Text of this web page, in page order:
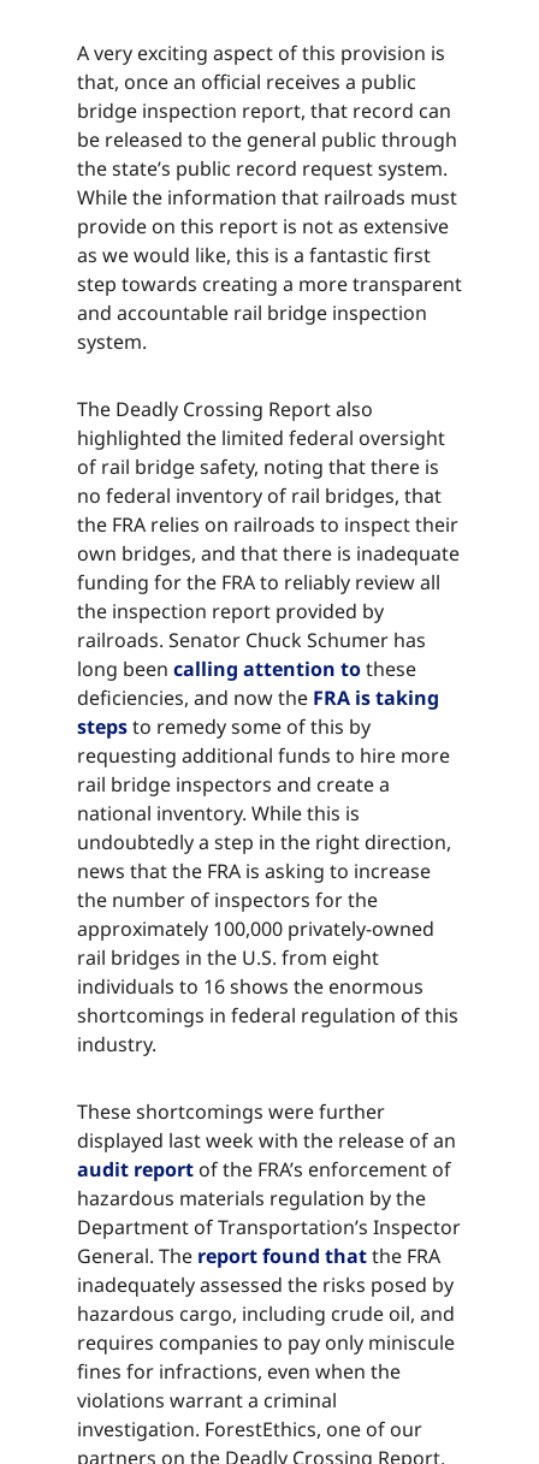
A very exciting aspect of this provision is
that, once an official receives a public
bridge inspection report, that record can
be released to the general public through
the state’s public record request system.
While the information that railroads must
provide on this report is not as extensive
as we would like, this is a fantastic first
step towards creating a more transparent
and accountable rail bridge inspection
system.​​​​‌ ‍ ​‍​‍‌‍ ‌ ​‍‌‍‍‌‌‍‌ ‌‍‍‌‌‍ ‍​‍​‍​ ‍‍​‍​‍‌ ​ ‌‍​‌‌‍ ‍‌‍‍‌‌ ‌​‌ ‍‌​‍ ‍‌‍‍‌‌‍ ​‍​‍​‍ ​​‍​‍‌‍‍​‌ ​‍‌‍‌‌‌‍‌‍​‍​‍​ ‍‍​‍​‍‌‍‍​‌ ‌​‌ ‌​‌ ​​‌ ​ ​ ‍‍​‍ ​‍ ‌‍​ ‌‍ ‌‌ ​ ​‍ ‍‌‍ ‌‌‍​‌‌‍‍‌‌‍ ‍​‍ ‍​ ​‍​ ​​​ ​‍​ ‌​‌ ​‍‌‍‌‌‌‍‌​‌‍‌‌‌ ​ ‌‍‍‌‌‍‌ ‌‍ ‍​‍ ‍‌ ​‍‌‍‍‌‌ ‌‍‌‍‌‌‌ ​‍‌‍‍ ‌‍‌‌‌‍‌‌‌ ​​‌‍‌‌‌ ​‍​‍ ‍‌‍ ‌ ​‍‌‍‌ ​‍ ‌‍‍‌‌‍ ‍‌ ‌​‌‍‌‌‌‍ ‍‌ ‌​​‍ ‌‍‌‌‌‍‌​‌‍‍‌‌ ‌​​‍ ‌‍ ‌‌‍ ‌‍‌​‌‍‌‌​ ‌‌ ​​‌ ​‍‌‍‌‌‌ ​ ‌‍‌‌‌‍ ‍‌ ‌​‌‍​‌‌ ‌​‌‍‍‌‌‍ ‌‍ ‍​ ‍ ‌‍‍‌‌‍‌​​ ‌​ ‍​​ ‌​​ ‍​​ ‌​‌‍‌‌​ ‌​‌‍‌‍​ ‍‌​‍ ‌​ ‍​​ ​‌​ ​​‌‍‌​​‍ ‌​ ‌​‌‍‌‌​ ‌ ​ ‌‍​‍ ‌‌‍​‌‌‍‌​​ ‍‌‌‍‌‍​‍ ‌​ ‍​​ ‌‍​ ‍‌‌‍​‌​ ‌‍​ ‌​​ ​​‌‍​‌‌‍‌‍​ ‌​​ ‍​​ ​​​ ‍ ‌ ‌​‌ ‍‌‌ ​​‌‍‌‌​ ‌‌‍​‌‌ ​‍‌ ‌​‌‍‍‌‌‍​ ‌‍ ​‌‍‌‌​ ‍ ‌ ​​‌‍​‌‌ ‌​‌‍‍​​ ‌‌‍​ ‌‍ ‌‍ ‍‌ ‌​‌‍‌‌‌‍ ‍‌ ‌​​‍‌‌​ ‌‌‌​​‍‌‌ ‌‍‍ ‌‍‌‌‌ ‍‌​‍‌‌​ ​ ‌​‌​​‍‌‌​ ​ ‌​‌​​‍‌‌​ ​‍​ ​‍‌‍​ ​ ‌‌‌‍​ ‌‍​‍​ ‍​​ ‌‍‌‍​‌​ ‍‌​ ​‌‌‍​‌​ ‌​​ ‌​​‍‌‌​ ​‍​ ​‍​‍‌‌​ ‌‌‌​‌​​‍ ‍‌‍​ ‌‍‍​‌‍‍‌‌‍ ​‌‍‌​‌ ​‍‌‍‌‌‌‍ ‍​‍‌‌​ ‌‌‌​​‍‌‌ ‌‍‍ ‌‍‌‌‌ ‍‌​‍‌‌​ ​ ‌​‌​​‍‌‌​ ​ ‌​‌​​‍‌‌​ ​‍​ ​‍‌‍​ ​ ‌‌‌‍​ ‌‍​‍​ ‍​​ ‌‍‌‍​‌​ ‍‌​ ​‌‌‍​‌​ ‌​​ ‌​​ ​​​‍‌‌​ ​‍​ ​‍​‍‌‌​ ‌‌‌​‌​​‍ ‍‌ ‌​‌‍‌‌‌ ‍​‌ ‌​​ ‌‍​‍‌‍​‌‌ ​ ‌‍‌‌‌‌‌‌‌ ​‍‌‍ ​​ ‌‌‍‍​‌ ‌​‌ ‌​‌ ​​‌ ​ ​‍‌‌​ ​ ‌​​‌​‍‌‌​ ​‍‌​‌‍​‍‌‌​ ​‍‌​‌‍‌‍​ ‌‍ ‌‌ ​ ​‍ ‍‌‍ ‌‌‍​‌‌‍‍‌‌‍ ‍​‍ ‍​ ​‍​ ​​​ ​‍​ ‌​‌ ​‍‌‍‌‌‌‍‌​‌‍‌‌‌ ​ ‌‍‍‌‌‍‌ ‌‍ ‍​‍ ‍‌ ​‍‌‍‍‌‌ ‌‍‌‍‌‌‌ ​‍‌‍‍ ‌‍‌‌‌‍‌‌‌ ​​‌‍‌‌‌ ​‍​‍ ‍‌‍ ‌ ​‍‌‍‌ ​‍‌‍‌‍‍‌‌‍‌​​ ‌​ ‍​​ ‌​​ ‍​​ ‌​‌‍‌‌​ ‌​‌‍‌‍​ ‍‌​‍ ‌​ ‍​​ ​‌​ ​​‌‍‌​​‍ ‌​ ‌​‌‍‌‌​ ‌ ​ ‌‍​‍ ‌‌‍​‌‌‍‌​​ ‍‌‌‍‌‍​‍ ‌​ ‍​​ ‌‍​ ‍‌‌‍​‌​ ‌‍​ ‌​​ ​​‌‍​‌‌‍‌‍​ ‌​​ ‍​​ ​​​‍‌‍‌ ‌​‌ ‍‌‌ ​​‌‍‌‌​ ‌‌‍​‌‌ ​‍‌ ‌​‌‍‍‌‌‍​ ‌‍ ​‌‍‌‌​‍‌‍‌ ​​‌‍​‌‌ ‌​‌‍‍​​ ‌‌‍​ ‌‍ ‌‍ ‍‌ ‌​‌‍‌‌‌‍ ‍‌ ‌​​‍‌‌​ ‌‌‌​​‍‌‌ ‌‍‍ ‌‍‌‌‌ ‍‌​‍‌‌​ ​ ‌​‌​​‍‌‌​ ​ ‌​‌​​‍‌‌​ ​‍​ ​‍‌‍​ ​ ‌‌‌‍​ ‌‍​‍​ ‍​​ ‌‍‌‍​‌​ ‍‌​ ​‌‌‍​‌​ ‌​​ ‌​​‍‌‌​ ​‍​ ​‍​‍‌‌​ ‌‌‌​‌​​‍ ‍‌‍​ ‌‍‍​‌‍‍‌‌‍ ​‌‍‌​‌ ​‍‌‍‌‌‌‍ ‍​‍‌‌​ ‌‌‌​​‍‌‌ ‌‍‍ ‌‍‌‌‌ ‍‌​‍‌‌​ ​ ‌​‌​​‍‌‌​ ​ ‌​‌​​‍‌‌​ ​‍​ ​‍‌‍​ ​ ‌‌‌‍​ ‌‍​‍​ ‍​​ ‌‍‌‍​‌​ ‍‌​ ​‌‌‍​‌​ ‌​​ ‌​​ ​​​‍‌‌​ ​‍​ ​‍​‍‌‌​ ‌‌‌​‌​​‍ ‍‌ ‌​‌‍‌‌‌ ‍​‌ ‌​​‍‌‍‌ ​​‌‍‌‌‌ ​‍‌ ​ ‌ ​​‌‍‌‌‌‍​ ‌ ‌​‌‍‍‌‌ ‌‍‌‍‌‌​ ‌‌ ​​‌ ‌‌‌‍​‍‌‍ ​‌‍‍‌‌ ​ ‌‍‍​‌‍‌‌‌‍‌​​‍​‍‌ ‌
The Deadly Crossing Report also
highlighted the limited federal oversight
of rail bridge safety, noting that there is
no federal inventory of rail bridges, that
the FRA relies on railroads to inspect their
own bridges, and that there is inadequate
funding for the FRA to reliably review all
the inspection report provided by
railroads. Senator Chuck Schumer has
long been ​​​​‌ ‍ ​‍​‍‌‍ ‌ ​‍‌‍‍‌‌‍‌ ‌‍‍‌‌‍ ‍​‍​‍​ ‍‍​‍​‍‌ ​ ‌‍​‌‌‍ ‍‌‍‍‌‌ ‌​‌ ‍‌​‍ ‍‌‍‍‌‌‍ ​‍​‍​‍ ​​‍​‍‌‍‍​‌ ​‍‌‍‌‌‌‍‌‍​‍​‍​ ‍‍​‍​‍‌‍‍​‌ ‌​‌ ‌​‌ ​​‌ ​ ​ ‍‍​‍ ​‍ ‌‍​ ‌‍ ‌‌ ​ ​‍ ‍‌‍ ‌‌‍​‌‌‍‍‌‌‍ ‍​‍ ‍​ ​‍​ ​​​ ​‍​ ‌​‌ ​‍‌‍‌‌‌‍‌​‌‍‌‌‌ ​ ‌‍‍‌‌‍‌ ‌‍ ‍​‍ ‍‌ ​‍‌‍‍‌‌ ‌‍‌‍‌‌‌ ​‍‌‍‍ ‌‍‌‌‌‍‌‌‌ ​​‌‍‌‌‌ ​‍​‍ ‍‌‍ ‌ ​‍‌‍‌ ​‍ ‌‍‍‌‌‍ ‍‌ ‌​‌‍‌‌‌‍ ‍‌ ‌​​‍ ‌‍‌‌‌‍‌​‌‍‍‌‌ ‌​​‍ ‌‍ ‌‌‍ ‌‍‌​‌‍‌‌​ ‌‌ ​​‌ ​‍‌‍‌‌‌ ​ ‌‍‌‌‌‍ ‍‌ ‌​‌‍​‌‌ ‌​‌‍‍‌‌‍ ‌‍ ‍​ ‍ ‌‍‍‌‌‍‌​​ ‌​ ‍​​ ‌​​ ‍​​ ‌​‌‍‌‌​ ‌​‌‍‌‍​ ‍‌​‍ ‌​ ‍​​ ​‌​ ​​‌‍‌​​‍ ‌​ ‌​‌‍‌‌​ ‌ ​ ‌‍​‍ ‌‌‍​‌‌‍‌​​ ‍‌‌‍‌‍​‍ ‌​ ‍​​ ‌‍​ ‍‌‌‍​‌​ ‌‍​ ‌​​ ​​‌‍​‌‌‍‌‍​ ‌​​ ‍​​ ​​​ ‍ ‌ ‌​‌ ‍‌‌ ​​‌‍‌‌​ ‌‌‍​‌‌ ​‍‌ ‌​‌‍‍‌‌‍​ ‌‍ ​‌‍‌‌​ ‍ ‌ ​​‌‍​‌‌ ‌​‌‍‍​​ ‌‌‍​ ‌‍ ‌‍ ‍‌ ‌​‌‍‌‌‌‍ ‍‌ ‌​​‍‌‌​ ‌‌‌​​‍‌‌ ‌‍‍ ‌‍‌‌‌ ‍‌​‍‌‌​ ​ ‌​‌​​‍‌‌​ ​ ‌​‌​​‍‌‌​ ​‍​ ​‍​ ‌‍‌‍‌‍​ ‍​​ ​​​ ​‌​ ‌​​ ‌ ‌‍​ ​ ‌​‌‍‌‌‌‍​‍​ ​‌​‍‌‌​ ​‍​ ​‍​‍‌‌​ ‌‌‌​‌​​‍ ‍‌‍​ ‌‍‍​‌‍‍‌‌‍ ​‌‍‌​‌ ​‍‌‍‌‌‌‍ ‍​‍‌‌​ ‌‌‌​​‍‌‌ ‌‍‍ ‌‍‌‌‌ ‍‌​‍‌‌​ ​ ‌​‌​​‍‌‌​ ​ ‌​‌​​‍‌‌​ ​‍​ ​‍​ ‌‍‌‍‌‍​ ‍​​ ​​​ ​‌​ ‌​​ ‌ ‌‍​ ​ ‌​‌‍‌‌‌‍​‍​ ​‌​ ​​​‍‌‌​ ​‍​ ​‍​‍‌‌​ ‌‌‌​‌​​‍ ‍‌ ‌​‌‍‌‌‌ ‍​‌ ‌​​ ‌‍​‍‌‍​‌‌ ​ ‌‍‌‌‌‌‌‌‌ ​‍‌‍ ​​ ‌‌‍‍​‌ ‌​‌ ‌​‌ ​​‌ ​ ​‍‌‌​ ​ ‌​​‌​‍‌‌​ ​‍‌​‌‍​‍‌‌​ ​‍‌​‌‍‌‍​ ‌‍ ‌‌ ​ ​‍ ‍‌‍ ‌‌‍​‌‌‍‍‌‌‍ ‍​‍ ‍​ ​‍​ ​​​ ​‍​ ‌​‌ ​‍‌‍‌‌‌‍‌​‌‍‌‌‌ ​ ‌‍‍‌‌‍‌ ‌‍ ‍​‍ ‍‌ ​‍‌‍‍‌‌ ‌‍‌‍‌‌‌ ​‍‌‍‍ ‌‍‌‌‌‍‌‌‌ ​​‌‍‌‌‌ ​‍​‍ ‍‌‍ ‌ ​‍‌‍‌ ​‍‌‍‌‍‍‌‌‍‌​​ ‌​ ‍​​ ‌​​ ‍​​ ‌​‌‍‌‌​ ‌​‌‍‌‍​ ‍‌​‍ ‌​ ‍​​ ​‌​ ​​‌‍‌​​‍ ‌​ ‌​‌‍‌‌​ ‌ ​ ‌‍​‍ ‌‌‍​‌‌‍‌​​ ‍‌‌‍‌‍​‍ ‌​ ‍​​ ‌‍​ ‍‌‌‍​‌​ ‌‍​ ‌​​ ​​‌‍​‌‌‍‌‍​ ‌​​ ‍​​ ​​​‍‌‍‌ ‌​‌ ‍‌‌ ​​‌‍‌‌​ ‌‌‍​‌‌ ​‍‌ ‌​‌‍‍‌‌‍​ ‌‍ ​‌‍‌‌​‍‌‍‌ ​​‌‍​‌‌ ‌​‌‍‍​​ ‌‌‍​ ‌‍ ‌‍ ‍‌ ‌​‌‍‌‌‌‍ ‍‌ ‌​​‍‌‌​ ‌‌‌​​‍‌‌ ‌‍‍ ‌‍‌‌‌ ‍‌​‍‌‌​ ​ ‌​‌​​‍‌‌​ ​ ‌​‌​​‍‌‌​ ​‍​ ​‍​ ‌‍‌‍‌‍​ ‍​​ ​​​ ​‌​ ‌​​ ‌ ‌‍​ ​ ‌​‌‍‌‌‌‍​‍​ ​‌​‍‌‌​ ​‍​ ​‍​‍‌‌​ ‌‌‌​‌​​‍ ‍‌‍​ ‌‍‍​‌‍‍‌‌‍ ​‌‍‌​‌ ​‍‌‍‌‌‌‍ ‍​‍‌‌​ ‌‌‌​​‍‌‌ ‌‍‍ ‌‍‌‌‌ ‍‌​‍‌‌​ ​ ‌​‌​​‍‌‌​ ​ ‌​‌​​‍‌‌​ ​‍​ ​‍​ ‌‍‌‍‌‍​ ‍​​ ​​​ ​‌​ ‌​​ ‌ ‌‍​ ​ ‌​‌‍‌‌‌‍​‍​ ​‌​ ​​​‍‌‌​ ​‍​ ​‍​‍‌‌​ ‌‌‌​‌​​‍ ‍‌ ‌​‌‍‌‌‌ ‍​‌ ‌​​‍‌‍‌ ​​‌‍‌‌‌ ​‍‌ ​ ‌ ​​‌‍‌‌‌‍​ ‌ ‌​‌‍‍‌‌ ‌‍‌‍‌‌​ ‌‌ ​​‌ ‌‌‌‍​‍‌‍ ​‌‍‍‌‌ ​ ‌‍‍​‌‍‌‌‌‍‌​​‍​‍‌ ‌ calling attention to​​​​‌ ‍ ​‍​‍‌‍ ‌ ​‍‌‍‍‌‌‍‌ ‌‍‍‌‌‍ ‍​‍​‍​ ‍‍​‍​‍‌ ​ ‌‍​‌‌‍ ‍‌‍‍‌‌ ‌​‌ ‍‌​‍ ‍‌‍‍‌‌‍ ​‍​‍​‍ ​​‍​‍‌‍‍​‌ ​‍‌‍‌‌‌‍‌‍​‍​‍​ ‍‍​‍​‍‌‍‍​‌ ‌​‌ ‌​‌ ​​‌ ​ ​ ‍‍​‍ ​‍ ‌‍​ ‌‍ ‌‌ ​ ​‍ ‍‌‍ ‌‌‍​‌‌‍‍‌‌‍ ‍​‍ ‍​ ​‍​ ​​​ ​‍​ ‌​‌ ​‍‌‍‌‌‌‍‌​‌‍‌‌‌ ​ ‌‍‍‌‌‍‌ ‌‍ ‍​‍ ‍‌ ​‍‌‍‍‌‌ ‌‍‌‍‌‌‌ ​‍‌‍‍ ‌‍‌‌‌‍‌‌‌ ​​‌‍‌‌‌ ​‍​‍ ‍‌‍ ‌ ​‍‌‍‌ ​‍ ‌‍‍‌‌‍ ‍‌ ‌​‌‍‌‌‌‍ ‍‌ ‌​​‍ ‌‍‌‌‌‍‌​‌‍‍‌‌ ‌​​‍ ‌‍ ‌‌‍ ‌‍‌​‌‍‌‌​ ‌‌ ​​‌ ​‍‌‍‌‌‌ ​ ‌‍‌‌‌‍ ‍‌ ‌​‌‍​‌‌ ‌​‌‍‍‌‌‍ ‌‍ ‍​ ‍ ‌‍‍‌‌‍‌​​ ‌​ ‍​​ ‌​​ ‍​​ ‌​‌‍‌‌​ ‌​‌‍‌‍​ ‍‌​‍ ‌​ ‍​​ ​‌​ ​​‌‍‌​​‍ ‌​ ‌​‌‍‌‌​ ‌ ​ ‌‍​‍ ‌‌‍​‌‌‍‌​​ ‍‌‌‍‌‍​‍ ‌​ ‍​​ ‌‍​ ‍‌‌‍​‌​ ‌‍​ ‌​​ ​​‌‍​‌‌‍‌‍​ ‌​​ ‍​​ ​​​ ‍ ‌ ‌​‌ ‍‌‌ ​​‌‍‌‌​ ‌‌‍​‌‌ ​‍‌ ‌​‌‍‍‌‌‍​ ‌‍ ​‌‍‌‌​ ‍ ‌ ​​‌‍​‌‌ ‌​‌‍‍​​ ‌‌‍​ ‌‍ ‌‍ ‍‌ ‌​‌‍‌‌‌‍ ‍‌ ‌​​‍‌‌​ ‌‌‌​​‍‌‌ ‌‍‍ ‌‍‌‌‌ ‍‌​‍‌‌​ ​ ‌​‌​​‍‌‌​ ​ ‌​‌​​‍‌‌​ ​‍​ ​‍​ ‌‍‌‍‌‍​ ‍​​ ​​​ ​‌​ ‌​​ ‌ ‌‍​ ​ ‌​‌‍‌‌‌‍​‍​ ​‌​‍‌‌​ ​‍​ ​‍​‍‌‌​ ‌‌‌​‌​​‍ ‍‌‍​ ‌‍‍​‌‍‍‌‌‍ ​‌‍‌​‌ ​‍‌‍‌‌‌‍ ‍​‍‌‌​ ‌‌‌​​‍‌‌ ‌‍‍ ‌‍‌‌‌ ‍‌​‍‌‌​ ​ ‌​‌​​‍‌‌​ ​ ‌​‌​​‍‌‌​ ​‍​ ​‍​ ‌‍‌‍‌‍​ ‍​​ ​​​ ​‌​ ‌​​ ‌ ‌‍​ ​ ‌​‌‍‌‌‌‍​‍​ ​‌​ ​‌​‍‌‌​ ​‍​ ​‍​‍‌‌​ ‌‌‌​‌​​‍ ‍‌ ‌​‌‍‌‌‌ ‍​‌ ‌​​ ‌‍​‍‌‍​‌‌ ​ ‌‍‌‌‌‌‌‌‌ ​‍‌‍ ​​ ‌‌‍‍​‌ ‌​‌ ‌​‌ ​​‌ ​ ​‍‌‌​ ​ ‌​​‌​‍‌‌​ ​‍‌​‌‍​‍‌‌​ ​‍‌​‌‍‌‍​ ‌‍ ‌‌ ​ ​‍ ‍‌‍ ‌‌‍​‌‌‍‍‌‌‍ ‍​‍ ‍​ ​‍​ ​​​ ​‍​ ‌​‌ ​‍‌‍‌‌‌‍‌​‌‍‌‌‌ ​ ‌‍‍‌‌‍‌ ‌‍ ‍​‍ ‍‌ ​‍‌‍‍‌‌ ‌‍‌‍‌‌‌ ​‍‌‍‍ ‌‍‌‌‌‍‌‌‌ ​​‌‍‌‌‌ ​‍​‍ ‍‌‍ ‌ ​‍‌‍‌ ​‍‌‍‌‍‍‌‌‍‌​​ ‌​ ‍​​ ‌​​ ‍​​ ‌​‌‍‌‌​ ‌​‌‍‌‍​ ‍‌​‍ ‌​ ‍​​ ​‌​ ​​‌‍‌​​‍ ‌​ ‌​‌‍‌‌​ ‌ ​ ‌‍​‍ ‌‌‍​‌‌‍‌​​ ‍‌‌‍‌‍​‍ ‌​ ‍​​ ‌‍​ ‍‌‌‍​‌​ ‌‍​ ‌​​ ​​‌‍​‌‌‍‌‍​ ‌​​ ‍​​ ​​​‍‌‍‌ ‌​‌ ‍‌‌ ​​‌‍‌‌​ ‌‌‍​‌‌ ​‍‌ ‌​‌‍‍‌‌‍​ ‌‍ ​‌‍‌‌​‍‌‍‌ ​​‌‍​‌‌ ‌​‌‍‍​​ ‌‌‍​ ‌‍ ‌‍ ‍‌ ‌​‌‍‌‌‌‍ ‍‌ ‌​​‍‌‌​ ‌‌‌​​‍‌‌ ‌‍‍ ‌‍‌‌‌ ‍‌​‍‌‌​ ​ ‌​‌​​‍‌‌​ ​ ‌​‌​​‍‌‌​ ​‍​ ​‍​ ‌‍‌‍‌‍​ ‍​​ ​​​ ​‌​ ‌​​ ‌ ‌‍​ ​ ‌​‌‍‌‌‌‍​‍​ ​‌​‍‌‌​ ​‍​ ​‍​‍‌‌​ ‌‌‌​‌​​‍ ‍‌‍​ ‌‍‍​‌‍‍‌‌‍ ​‌‍‌​‌ ​‍‌‍‌‌‌‍ ‍​‍‌‌​ ‌‌‌​​‍‌‌ ‌‍‍ ‌‍‌‌‌ ‍‌​‍‌‌​ ​ ‌​‌​​‍‌‌​ ​ ‌​‌​​‍‌‌​ ​‍​ ​‍​ ‌‍‌‍‌‍​ ‍​​ ​​​ ​‌​ ‌​​ ‌ ‌‍​ ​ ‌​‌‍‌‌‌‍​‍​ ​‌​ ​‌​‍‌‌​ ​‍​ ​‍​‍‌‌​ ‌‌‌​‌​​‍ ‍‌ ‌​‌‍‌‌‌ ‍​‌ ‌​​‍‌‍‌ ​​‌‍‌‌‌ ​‍‌ ​ ‌ ​​‌‍‌‌‌‍​ ‌ ‌​‌‍‍‌‌ ‌‍‌‍‌‌​ ‌‌ ​​‌ ‌‌‌‍​‍‌‍ ​‌‍‍‌‌ ​ ‌‍‍​‌‍‌‌‌‍‌​​‍​‍‌ ‌these
deficiencies, and now the ​​​​‌ ‍ ​‍​‍‌‍ ‌ ​‍‌‍‍‌‌‍‌ ‌‍‍‌‌‍ ‍​‍​‍​ ‍‍​‍​‍‌ ​ ‌‍​‌‌‍ ‍‌‍‍‌‌ ‌​‌ ‍‌​‍ ‍‌‍‍‌‌‍ ​‍​‍​‍ ​​‍​‍‌‍‍​‌ ​‍‌‍‌‌‌‍‌‍​‍​‍​ ‍‍​‍​‍‌‍‍​‌ ‌​‌ ‌​‌ ​​‌ ​ ​ ‍‍​‍ ​‍ ‌‍​ ‌‍ ‌‌ ​ ​‍ ‍‌‍ ‌‌‍​‌‌‍‍‌‌‍ ‍​‍ ‍​ ​‍​ ​​​ ​‍​ ‌​‌ ​‍‌‍‌‌‌‍‌​‌‍‌‌‌ ​ ‌‍‍‌‌‍‌ ‌‍ ‍​‍ ‍‌ ​‍‌‍‍‌‌ ‌‍‌‍‌‌‌ ​‍‌‍‍ ‌‍‌‌‌‍‌‌‌ ​​‌‍‌‌‌ ​‍​‍ ‍‌‍ ‌ ​‍‌‍‌ ​‍ ‌‍‍‌‌‍ ‍‌ ‌​‌‍‌‌‌‍ ‍‌ ‌​​‍ ‌‍‌‌‌‍‌​‌‍‍‌‌ ‌​​‍ ‌‍ ‌‌‍ ‌‍‌​‌‍‌‌​ ‌‌ ​​‌ ​‍‌‍‌‌‌ ​ ‌‍‌‌‌‍ ‍‌ ‌​‌‍​‌‌ ‌​‌‍‍‌‌‍ ‌‍ ‍​ ‍ ‌‍‍‌‌‍‌​​ ‌​ ‍​​ ‌​​ ‍​​ ‌​‌‍‌‌​ ‌​‌‍‌‍​ ‍‌​‍ ‌​ ‍​​ ​‌​ ​​‌‍‌​​‍ ‌​ ‌​‌‍‌‌​ ‌ ​ ‌‍​‍ ‌‌‍​‌‌‍‌​​ ‍‌‌‍‌‍​‍ ‌​ ‍​​ ‌‍​ ‍‌‌‍​‌​ ‌‍​ ‌​​ ​​‌‍​‌‌‍‌‍​ ‌​​ ‍​​ ​​​ ‍ ‌ ‌​‌ ‍‌‌ ​​‌‍‌‌​ ‌‌‍​‌‌ ​‍‌ ‌​‌‍‍‌‌‍​ ‌‍ ​‌‍‌‌​ ‍ ‌ ​​‌‍​‌‌ ‌​‌‍‍​​ ‌‌‍​ ‌‍ ‌‍ ‍‌ ‌​‌‍‌‌‌‍ ‍‌ ‌​​‍‌‌​ ‌‌‌​​‍‌‌ ‌‍‍ ‌‍‌‌‌ ‍‌​‍‌‌​ ​ ‌​‌​​‍‌‌​ ​ ‌​‌​​‍‌‌​ ​‍​ ​‍​ ‌‍‌‍‌‍​ ‍​​ ​​​ ​‌​ ‌​​ ‌ ‌‍​ ​ ‌​‌‍‌‌‌‍​‍​ ​‌​‍‌‌​ ​‍​ ​‍​‍‌‌​ ‌‌‌​‌​​‍ ‍‌‍​ ‌‍‍​‌‍‍‌‌‍ ​‌‍‌​‌ ​‍‌‍‌‌‌‍ ‍​‍‌‌​ ‌‌‌​​‍‌‌ ‌‍‍ ‌‍‌‌‌ ‍‌​‍‌‌​ ​ ‌​‌​​‍‌‌​ ​ ‌​‌​​‍‌‌​ ​‍​ ​‍​ ‌‍‌‍‌‍​ ‍​​ ​​​ ​‌​ ‌​​ ‌ ‌‍​ ​ ‌​‌‍‌‌‌‍​‍​ ​‌​ ​‍​‍‌‌​ ​‍​ ​‍​‍‌‌​ ‌‌‌​‌​​‍ ‍‌ ‌​‌‍‌‌‌ ‍​‌ ‌​​ ‌‍​‍‌‍​‌‌ ​ ‌‍‌‌‌‌‌‌‌ ​‍‌‍ ​​ ‌‌‍‍​‌ ‌​‌ ‌​‌ ​​‌ ​ ​‍‌‌​ ​ ‌​​‌​‍‌‌​ ​‍‌​‌‍​‍‌‌​ ​‍‌​‌‍‌‍​ ‌‍ ‌‌ ​ ​‍ ‍‌‍ ‌‌‍​‌‌‍‍‌‌‍ ‍​‍ ‍​ ​‍​ ​​​ ​‍​ ‌​‌ ​‍‌‍‌‌‌‍‌​‌‍‌‌‌ ​ ‌‍‍‌‌‍‌ ‌‍ ‍​‍ ‍‌ ​‍‌‍‍‌‌ ‌‍‌‍‌‌‌ ​‍‌‍‍ ‌‍‌‌‌‍‌‌‌ ​​‌‍‌‌‌ ​‍​‍ ‍‌‍ ‌ ​‍‌‍‌ ​‍‌‍‌‍‍‌‌‍‌​​ ‌​ ‍​​ ‌​​ ‍​​ ‌​‌‍‌‌​ ‌​‌‍‌‍​ ‍‌​‍ ‌​ ‍​​ ​‌​ ​​‌‍‌​​‍ ‌​ ‌​‌‍‌‌​ ‌ ​ ‌‍​‍ ‌‌‍​‌‌‍‌​​ ‍‌‌‍‌‍​‍ ‌​ ‍​​ ‌‍​ ‍‌‌‍​‌​ ‌‍​ ‌​​ ​​‌‍​‌‌‍‌‍​ ‌​​ ‍​​ ​​​‍‌‍‌ ‌​‌ ‍‌‌ ​​‌‍‌‌​ ‌‌‍​‌‌ ​‍‌ ‌​‌‍‍‌‌‍​ ‌‍ ​‌‍‌‌​‍‌‍‌ ​​‌‍​‌‌ ‌​‌‍‍​​ ‌‌‍​ ‌‍ ‌‍ ‍‌ ‌​‌‍‌‌‌‍ ‍‌ ‌​​‍‌‌​ ‌‌‌​​‍‌‌ ‌‍‍ ‌‍‌‌‌ ‍‌​‍‌‌​ ​ ‌​‌​​‍‌‌​ ​ ‌​‌​​‍‌‌​ ​‍​ ​‍​ ‌‍‌‍‌‍​ ‍​​ ​​​ ​‌​ ‌​​ ‌ ‌‍​ ​ ‌​‌‍‌‌‌‍​‍​ ​‌​‍‌‌​ ​‍​ ​‍​‍‌‌​ ‌‌‌​‌​​‍ ‍‌‍​ ‌‍‍​‌‍‍‌‌‍ ​‌‍‌​‌ ​‍‌‍‌‌‌‍ ‍​‍‌‌​ ‌‌‌​​‍‌‌ ‌‍‍ ‌‍‌‌‌ ‍‌​‍‌‌​ ​ ‌​‌​​‍‌‌​ ​ ‌​‌​​‍‌‌​ ​‍​ ​‍​ ‌‍‌‍‌‍​ ‍​​ ​​​ ​‌​ ‌​​ ‌ ‌‍​ ​ ‌​‌‍‌‌‌‍​‍​ ​‌​ ​‍​‍‌‌​ ​‍​ ​‍​‍‌‌​ ‌‌‌​‌​​‍ ‍‌ ‌​‌‍‌‌‌ ‍​‌ ‌​​‍‌‍‌ ​​‌‍‌‌‌ ​‍‌ ​ ‌ ​​‌‍‌‌‌‍​ ‌ ‌​‌‍‍‌‌ ‌‍‌‍‌‌​ ‌‌ ​​‌ ‌‌‌‍​‍‌‍ ​‌‍‍‌‌ ​ ‌‍‍​‌‍‌‌‌‍‌​​‍​‍‌ ‌ FRA is taking
steps​​​​‌ ‍ ​‍​‍‌‍ ‌ ​‍‌‍‍‌‌‍‌ ‌‍‍‌‌‍ ‍​‍​‍​ ‍‍​‍​‍‌ ​ ‌‍​‌‌‍ ‍‌‍‍‌‌ ‌​‌ ‍‌​‍ ‍‌‍‍‌‌‍ ​‍​‍​‍ ​​‍​‍‌‍‍​‌ ​‍‌‍‌‌‌‍‌‍​‍​‍​ ‍‍​‍​‍‌‍‍​‌ ‌​‌ ‌​‌ ​​‌ ​ ​ ‍‍​‍ ​‍ ‌‍​ ‌‍ ‌‌ ​ ​‍ ‍‌‍ ‌‌‍​‌‌‍‍‌‌‍ ‍​‍ ‍​ ​‍​ ​​​ ​‍​ ‌​‌ ​‍‌‍‌‌‌‍‌​‌‍‌‌‌ ​ ‌‍‍‌‌‍‌ ‌‍ ‍​‍ ‍‌ ​‍‌‍‍‌‌ ‌‍‌‍‌‌‌ ​‍‌‍‍ ‌‍‌‌‌‍‌‌‌ ​​‌‍‌‌‌ ​‍​‍ ‍‌‍ ‌ ​‍‌‍‌ ​‍ ‌‍‍‌‌‍ ‍‌ ‌​‌‍‌‌‌‍ ‍‌ ‌​​‍ ‌‍‌‌‌‍‌​‌‍‍‌‌ ‌​​‍ ‌‍ ‌‌‍ ‌‍‌​‌‍‌‌​ ‌‌ ​​‌ ​‍‌‍‌‌‌ ​ ‌‍‌‌‌‍ ‍‌ ‌​‌‍​‌‌ ‌​‌‍‍‌‌‍ ‌‍ ‍​ ‍ ‌‍‍‌‌‍‌​​ ‌​ ‍​​ ‌​​ ‍​​ ‌​‌‍‌‌​ ‌​‌‍‌‍​ ‍‌​‍ ‌​ ‍​​ ​‌​ ​​‌‍‌​​‍ ‌​ ‌​‌‍‌‌​ ‌ ​ ‌‍​‍ ‌‌‍​‌‌‍‌​​ ‍‌‌‍‌‍​‍ ‌​ ‍​​ ‌‍​ ‍‌‌‍​‌​ ‌‍​ ‌​​ ​​‌‍​‌‌‍‌‍​ ‌​​ ‍​​ ​​​ ‍ ‌ ‌​‌ ‍‌‌ ​​‌‍‌‌​ ‌‌‍​‌‌ ​‍‌ ‌​‌‍‍‌‌‍​ ‌‍ ​‌‍‌‌​ ‍ ‌ ​​‌‍​‌‌ ‌​‌‍‍​​ ‌‌‍​ ‌‍ ‌‍ ‍‌ ‌​‌‍‌‌‌‍ ‍‌ ‌​​‍‌‌​ ‌‌‌​​‍‌‌ ‌‍‍ ‌‍‌‌‌ ‍‌​‍‌‌​ ​ ‌​‌​​‍‌‌​ ​ ‌​‌​​‍‌‌​ ​‍​ ​‍​ ‌‍‌‍‌‍​ ‍​​ ​​​ ​‌​ ‌​​ ‌ ‌‍​ ​ ‌​‌‍‌‌‌‍​‍​ ​‌​‍‌‌​ ​‍​ ​‍​‍‌‌​ ‌‌‌​‌​​‍ ‍‌‍​ ‌‍‍​‌‍‍‌‌‍ ​‌‍‌​‌ ​‍‌‍‌‌‌‍ ‍​‍‌‌​ ‌‌‌​​‍‌‌ ‌‍‍ ‌‍‌‌‌ ‍‌​‍‌‌​ ​ ‌​‌​​‍‌‌​ ​ ‌​‌​​‍‌‌​ ​‍​ ​‍​ ‌‍‌‍‌‍​ ‍​​ ​​​ ​‌​ ‌​​ ‌ ‌‍​ ​ ‌​‌‍‌‌‌‍​‍​ ​‌​ ​ ​‍‌‌​ ​‍​ ​‍​‍‌‌​ ‌‌‌​‌​​‍ ‍‌ ‌​‌‍‌‌‌ ‍​‌ ‌​​ ‌‍​‍‌‍​‌‌ ​ ‌‍‌‌‌‌‌‌‌ ​‍‌‍ ​​ ‌‌‍‍​‌ ‌​‌ ‌​‌ ​​‌ ​ ​‍‌‌​ ​ ‌​​‌​‍‌‌​ ​‍‌​‌‍​‍‌‌​ ​‍‌​‌‍‌‍​ ‌‍ ‌‌ ​ ​‍ ‍‌‍ ‌‌‍​‌‌‍‍‌‌‍ ‍​‍ ‍​ ​‍​ ​​​ ​‍​ ‌​‌ ​‍‌‍‌‌‌‍‌​‌‍‌‌‌ ​ ‌‍‍‌‌‍‌ ‌‍ ‍​‍ ‍‌ ​‍‌‍‍‌‌ ‌‍‌‍‌‌‌ ​‍‌‍‍ ‌‍‌‌‌‍‌‌‌ ​​‌‍‌‌‌ ​‍​‍ ‍‌‍ ‌ ​‍‌‍‌ ​‍‌‍‌‍‍‌‌‍‌​​ ‌​ ‍​​ ‌​​ ‍​​ ‌​‌‍‌‌​ ‌​‌‍‌‍​ ‍‌​‍ ‌​ ‍​​ ​‌​ ​​‌‍‌​​‍ ‌​ ‌​‌‍‌‌​ ‌ ​ ‌‍​‍ ‌‌‍​‌‌‍‌​​ ‍‌‌‍‌‍​‍ ‌​ ‍​​ ‌‍​ ‍‌‌‍​‌​ ‌‍​ ‌​​ ​​‌‍​‌‌‍‌‍​ ‌​​ ‍​​ ​​​‍‌‍‌ ‌​‌ ‍‌‌ ​​‌‍‌‌​ ‌‌‍​‌‌ ​‍‌ ‌​‌‍‍‌‌‍​ ‌‍ ​‌‍‌‌​‍‌‍‌ ​​‌‍​‌‌ ‌​‌‍‍​​ ‌‌‍​ ‌‍ ‌‍ ‍‌ ‌​‌‍‌‌‌‍ ‍‌ ‌​​‍‌‌​ ‌‌‌​​‍‌‌ ‌‍‍ ‌‍‌‌‌ ‍‌​‍‌‌​ ​ ‌​‌​​‍‌‌​ ​ ‌​‌​​‍‌‌​ ​‍​ ​‍​ ‌‍‌‍‌‍​ ‍​​ ​​​ ​‌​ ‌​​ ‌ ‌‍​ ​ ‌​‌‍‌‌‌‍​‍​ ​‌​‍‌‌​ ​‍​ ​‍​‍‌‌​ ‌‌‌​‌​​‍ ‍‌‍​ ‌‍‍​‌‍‍‌‌‍ ​‌‍‌​‌ ​‍‌‍‌‌‌‍ ‍​‍‌‌​ ‌‌‌​​‍‌‌ ‌‍‍ ‌‍‌‌‌ ‍‌​‍‌‌​ ​ ‌​‌​​‍‌‌​ ​ ‌​‌​​‍‌‌​ ​‍​ ​‍​ ‌‍‌‍‌‍​ ‍​​ ​​​ ​‌​ ‌​​ ‌ ‌‍​ ​ ‌​‌‍‌‌‌‍​‍​ ​‌​ ​ ​‍‌‌​ ​‍​ ​‍​‍‌‌​ ‌‌‌​‌​​‍ ‍‌ ‌​‌‍‌‌‌ ‍​‌ ‌​​‍‌‍‌ ​​‌‍‌‌‌ ​‍‌ ​ ‌ ​​‌‍‌‌‌‍​ ‌ ‌​‌‍‍‌‌ ‌‍‌‍‌‌​ ‌‌ ​​‌ ‌‌‌‍​‍‌‍ ​‌‍‍‌‌ ​ ‌‍‍​‌‍‌‌‌‍‌​​‍​‍‌ ‌to remedy some of this by
requesting additional funds to hire more
rail bridge inspectors and create a
national inventory. While this is
undoubtedly a step in the right direction,
news that the FRA is asking to increase
the number of inspectors for the
approximately 100,000 privately-owned
rail bridges in the U.S. from eight
individuals to 16 shows the enormous
shortcomings in federal regulation of this
industry.​​​​‌ ‍ ​‍​‍‌‍ ‌ ​‍‌‍‍‌‌‍‌ ‌‍‍‌‌‍ ‍​‍​‍​ ‍‍​‍​‍‌ ​ ‌‍​‌‌‍ ‍‌‍‍‌‌ ‌​‌ ‍‌​‍ ‍‌‍‍‌‌‍ ​‍​‍​‍ ​​‍​‍‌‍‍​‌ ​‍‌‍‌‌‌‍‌‍​‍​‍​ ‍‍​‍​‍‌‍‍​‌ ‌​‌ ‌​‌ ​​‌ ​ ​ ‍‍​‍ ​‍ ‌‍​ ‌‍ ‌‌ ​ ​‍ ‍‌‍ ‌‌‍​‌‌‍‍‌‌‍ ‍​‍ ‍​ ​‍​ ​​​ ​‍​ ‌​‌ ​‍‌‍‌‌‌‍‌​‌‍‌‌‌ ​ ‌‍‍‌‌‍‌ ‌‍ ‍​‍ ‍‌ ​‍‌‍‍‌‌ ‌‍‌‍‌‌‌ ​‍‌‍‍ ‌‍‌‌‌‍‌‌‌ ​​‌‍‌‌‌ ​‍​‍ ‍‌‍ ‌ ​‍‌‍‌ ​‍ ‌‍‍‌‌‍ ‍‌ ‌​‌‍‌‌‌‍ ‍‌ ‌​​‍ ‌‍‌‌‌‍‌​‌‍‍‌‌ ‌​​‍ ‌‍ ‌‌‍ ‌‍‌​‌‍‌‌​ ‌‌ ​​‌ ​‍‌‍‌‌‌ ​ ‌‍‌‌‌‍ ‍‌ ‌​‌‍​‌‌ ‌​‌‍‍‌‌‍ ‌‍ ‍​ ‍ ‌‍‍‌‌‍‌​​ ‌​ ‍​​ ‌​​ ‍​​ ‌​‌‍‌‌​ ‌​‌‍‌‍​ ‍‌​‍ ‌​ ‍​​ ​‌​ ​​‌‍‌​​‍ ‌​ ‌​‌‍‌‌​ ‌ ​ ‌‍​‍ ‌‌‍​‌‌‍‌​​ ‍‌‌‍‌‍​‍ ‌​ ‍​​ ‌‍​ ‍‌‌‍​‌​ ‌‍​ ‌​​ ​​‌‍​‌‌‍‌‍​ ‌​​ ‍​​ ​​​ ‍ ‌ ‌​‌ ‍‌‌ ​​‌‍‌‌​ ‌‌‍​‌‌ ​‍‌ ‌​‌‍‍‌‌‍​ ‌‍ ​‌‍‌‌​ ‍ ‌ ​​‌‍​‌‌ ‌​‌‍‍​​ ‌‌‍​ ‌‍ ‌‍ ‍‌ ‌​‌‍‌‌‌‍ ‍‌ ‌​​‍‌‌​ ‌‌‌​​‍‌‌ ‌‍‍ ‌‍‌‌‌ ‍‌​‍‌‌​ ​ ‌​‌​​‍‌‌​ ​ ‌​‌​​‍‌‌​ ​‍​ ​‍​ ‌‍‌‍‌‍​ ‍​​ ​​​ ​‌​ ‌​​ ‌ ‌‍​ ​ ‌​‌‍‌‌‌‍​‍​ ​‌​‍‌‌​ ​‍​ ​‍​‍‌‌​ ‌‌‌​‌​​‍ ‍‌‍​ ‌‍‍​‌‍‍‌‌‍ ​‌‍‌​‌ ​‍‌‍‌‌‌‍ ‍​‍‌‌​ ‌‌‌​​‍‌‌ ‌‍‍ ‌‍‌‌‌ ‍‌​‍‌‌​ ​ ‌​‌​​‍‌‌​ ​ ‌​‌​​‍‌‌​ ​‍​ ​‍​ ‌‍‌‍‌‍​ ‍​​ ​​​ ​‌​ ‌​​ ‌ ‌‍​ ​ ‌​‌‍‌‌‌‍​‍​ ​‌​ ‌​​‍‌‌​ ​‍​ ​‍​‍‌‌​ ‌‌‌​‌​​‍ ‍‌ ‌​‌‍‌‌‌ ‍​‌ ‌​​ ‌‍​‍‌‍​‌‌ ​ ‌‍‌‌‌‌‌‌‌ ​‍‌‍ ​​ ‌‌‍‍​‌ ‌​‌ ‌​‌ ​​‌ ​ ​‍‌‌​ ​ ‌​​‌​‍‌‌​ ​‍‌​‌‍​‍‌‌​ ​‍‌​‌‍‌‍​ ‌‍ ‌‌ ​ ​‍ ‍‌‍ ‌‌‍​‌‌‍‍‌‌‍ ‍​‍ ‍​ ​‍​ ​​​ ​‍​ ‌​‌ ​‍‌‍‌‌‌‍‌​‌‍‌‌‌ ​ ‌‍‍‌‌‍‌ ‌‍ ‍​‍ ‍‌ ​‍‌‍‍‌‌ ‌‍‌‍‌‌‌ ​‍‌‍‍ ‌‍‌‌‌‍‌‌‌ ​​‌‍‌‌‌ ​‍​‍ ‍‌‍ ‌ ​‍‌‍‌ ​‍‌‍‌‍‍‌‌‍‌​​ ‌​ ‍​​ ‌​​ ‍​​ ‌​‌‍‌‌​ ‌​‌‍‌‍​ ‍‌​‍ ‌​ ‍​​ ​‌​ ​​‌‍‌​​‍ ‌​ ‌​‌‍‌‌​ ‌ ​ ‌‍​‍ ‌‌‍​‌‌‍‌​​ ‍‌‌‍‌‍​‍ ‌​ ‍​​ ‌‍​ ‍‌‌‍​‌​ ‌‍​ ‌​​ ​​‌‍​‌‌‍‌‍​ ‌​​ ‍​​ ​​​‍‌‍‌ ‌​‌ ‍‌‌ ​​‌‍‌‌​ ‌‌‍​‌‌ ​‍‌ ‌​‌‍‍‌‌‍​ ‌‍ ​‌‍‌‌​‍‌‍‌ ​​‌‍​‌‌ ‌​‌‍‍​​ ‌‌‍​ ‌‍ ‌‍ ‍‌ ‌​‌‍‌‌‌‍ ‍‌ ‌​​‍‌‌​ ‌‌‌​​‍‌‌ ‌‍‍ ‌‍‌‌‌ ‍‌​‍‌‌​ ​ ‌​‌​​‍‌‌​ ​ ‌​‌​​‍‌‌​ ​‍​ ​‍​ ‌‍‌‍‌‍​ ‍​​ ​​​ ​‌​ ‌​​ ‌ ‌‍​ ​ ‌​‌‍‌‌‌‍​‍​ ​‌​‍‌‌​ ​‍​ ​‍​‍‌‌​ ‌‌‌​‌​​‍ ‍‌‍​ ‌‍‍​‌‍‍‌‌‍ ​‌‍‌​‌ ​‍‌‍‌‌‌‍ ‍​‍‌‌​ ‌‌‌​​‍‌‌ ‌‍‍ ‌‍‌‌‌ ‍‌​‍‌‌​ ​ ‌​‌​​‍‌‌​ ​ ‌​‌​​‍‌‌​ ​‍​ ​‍​ ‌‍‌‍‌‍​ ‍​​ ​​​ ​‌​ ‌​​ ‌ ‌‍​ ​ ‌​‌‍‌‌‌‍​‍​ ​‌​ ‌​​‍‌‌​ ​‍​ ​‍​‍‌‌​ ‌‌‌​‌​​‍ ‍‌ ‌​‌‍‌‌‌ ‍​‌ ‌​​‍‌‍‌ ​​‌‍‌‌‌ ​‍‌ ​ ‌ ​​‌‍‌‌‌‍​ ‌ ‌​‌‍‍‌‌ ‌‍‌‍‌‌​ ‌‌ ​​‌ ‌‌‌‍​‍‌‍ ​‌‍‍‌‌ ​ ‌‍‍​‌‍‌‌‌‍‌​​‍​‍‌ ‌
These shortcomings were further
displayed last week with the release of an
audit report​​​​‌ ‍ ​‍​‍‌‍ ‌ ​‍‌‍‍‌‌‍‌ ‌‍‍‌‌‍ ‍​‍​‍​ ‍‍​‍​‍‌ ​ ‌‍​‌‌‍ ‍‌‍‍‌‌ ‌​‌ ‍‌​‍ ‍‌‍‍‌‌‍ ​‍​‍​‍ ​​‍​‍‌‍‍​‌ ​‍‌‍‌‌‌‍‌‍​‍​‍​ ‍‍​‍​‍‌‍‍​‌ ‌​‌ ‌​‌ ​​‌ ​ ​ ‍‍​‍ ​‍ ‌‍​ ‌‍ ‌‌ ​ ​‍ ‍‌‍ ‌‌‍​‌‌‍‍‌‌‍ ‍​‍ ‍​ ​‍​ ​​​ ​‍​ ‌​‌ ​‍‌‍‌‌‌‍‌​‌‍‌‌‌ ​ ‌‍‍‌‌‍‌ ‌‍ ‍​‍ ‍‌ ​‍‌‍‍‌‌ ‌‍‌‍‌‌‌ ​‍‌‍‍ ‌‍‌‌‌‍‌‌‌ ​​‌‍‌‌‌ ​‍​‍ ‍‌‍ ‌ ​‍‌‍‌ ​‍ ‌‍‍‌‌‍ ‍‌ ‌​‌‍‌‌‌‍ ‍‌ ‌​​‍ ‌‍‌‌‌‍‌​‌‍‍‌‌ ‌​​‍ ‌‍ ‌‌‍ ‌‍‌​‌‍‌‌​ ‌‌ ​​‌ ​‍‌‍‌‌‌ ​ ‌‍‌‌‌‍ ‍‌ ‌​‌‍​‌‌ ‌​‌‍‍‌‌‍ ‌‍ ‍​ ‍ ‌‍‍‌‌‍‌​​ ‌​ ‍​​ ‌​​ ‍​​ ‌​‌‍‌‌​ ‌​‌‍‌‍​ ‍‌​‍ ‌​ ‍​​ ​‌​ ​​‌‍‌​​‍ ‌​ ‌​‌‍‌‌​ ‌ ​ ‌‍​‍ ‌‌‍​‌‌‍‌​​ ‍‌‌‍‌‍​‍ ‌​ ‍​​ ‌‍​ ‍‌‌‍​‌​ ‌‍​ ‌​​ ​​‌‍​‌‌‍‌‍​ ‌​​ ‍​​ ​​​ ‍ ‌ ‌​‌ ‍‌‌ ​​‌‍‌‌​ ‌‌‍​‌‌ ​‍‌ ‌​‌‍‍‌‌‍​ ‌‍ ​‌‍‌‌​ ‍ ‌ ​​‌‍​‌‌ ‌​‌‍‍​​ ‌‌‍​ ‌‍ ‌‍ ‍‌ ‌​‌‍‌‌‌‍ ‍‌ ‌​​‍‌‌​ ‌‌‌​​‍‌‌ ‌‍‍ ‌‍‌‌‌ ‍‌​‍‌‌​ ​ ‌​‌​​‍‌‌​ ​ ‌​‌​​‍‌‌​ ​‍​ ​‍‌‍‌‍​ ‌ ​ ‌‌​ ​‌​ ‌​‌‍‌​​ ‌‍‌‍‌‌​ ‌‌​ ​​‌‍‌‌‌‍​‍​‍‌‌​ ​‍​ ​‍​‍‌‌​ ‌‌‌​‌​​‍ ‍‌‍​ ‌‍‍​‌‍‍‌‌‍ ​‌‍‌​‌ ​‍‌‍‌‌‌‍ ‍​‍‌‌​ ‌‌‌​​‍‌‌ ‌‍‍ ‌‍‌‌‌ ‍‌​‍‌‌​ ​ ‌​‌​​‍‌‌​ ​ ‌​‌​​‍‌‌​ ​‍​ ​‍‌‍‌‍​ ‌ ​ ‌‌​ ​‌​ ‌​‌‍‌​​ ‌‍‌‍‌‌​ ‌‌​ ​​‌‍‌‌‌‍​‍​ ​‌​‍‌‌​ ​‍​ ​‍​‍‌‌​ ‌‌‌​‌​​‍ ‍‌ ‌​‌‍‌‌‌ ‍​‌ ‌​​ ‌‍​‍‌‍​‌‌ ​ ‌‍‌‌‌‌‌‌‌ ​‍‌‍ ​​ ‌‌‍‍​‌ ‌​‌ ‌​‌ ​​‌ ​ ​‍‌‌​ ​ ‌​​‌​‍‌‌​ ​‍‌​‌‍​‍‌‌​ ​‍‌​‌‍‌‍​ ‌‍ ‌‌ ​ ​‍ ‍‌‍ ‌‌‍​‌‌‍‍‌‌‍ ‍​‍ ‍​ ​‍​ ​​​ ​‍​ ‌​‌ ​‍‌‍‌‌‌‍‌​‌‍‌‌‌ ​ ‌‍‍‌‌‍‌ ‌‍ ‍​‍ ‍‌ ​‍‌‍‍‌‌ ‌‍‌‍‌‌‌ ​‍‌‍‍ ‌‍‌‌‌‍‌‌‌ ​​‌‍‌‌‌ ​‍​‍ ‍‌‍ ‌ ​‍‌‍‌ ​‍‌‍‌‍‍‌‌‍‌​​ ‌​ ‍​​ ‌​​ ‍​​ ‌​‌‍‌‌​ ‌​‌‍‌‍​ ‍‌​‍ ‌​ ‍​​ ​‌​ ​​‌‍‌​​‍ ‌​ ‌​‌‍‌‌​ ‌ ​ ‌‍​‍ ‌‌‍​‌‌‍‌​​ ‍‌‌‍‌‍​‍ ‌​ ‍​​ ‌‍​ ‍‌‌‍​‌​ ‌‍​ ‌​​ ​​‌‍​‌‌‍‌‍​ ‌​​ ‍​​ ​​​‍‌‍‌ ‌​‌ ‍‌‌ ​​‌‍‌‌​ ‌‌‍​‌‌ ​‍‌ ‌​‌‍‍‌‌‍​ ‌‍ ​‌‍‌‌​‍‌‍‌ ​​‌‍​‌‌ ‌​‌‍‍​​ ‌‌‍​ ‌‍ ‌‍ ‍‌ ‌​‌‍‌‌‌‍ ‍‌ ‌​​‍‌‌​ ‌‌‌​​‍‌‌ ‌‍‍ ‌‍‌‌‌ ‍‌​‍‌‌​ ​ ‌​‌​​‍‌‌​ ​ ‌​‌​​‍‌‌​ ​‍​ ​‍‌‍‌‍​ ‌ ​ ‌‌​ ​‌​ ‌​‌‍‌​​ ‌‍‌‍‌‌​ ‌‌​ ​​‌‍‌‌‌‍​‍​‍‌‌​ ​‍​ ​‍​‍‌‌​ ‌‌‌​‌​​‍ ‍‌‍​ ‌‍‍​‌‍‍‌‌‍ ​‌‍‌​‌ ​‍‌‍‌‌‌‍ ‍​‍‌‌​ ‌‌‌​​‍‌‌ ‌‍‍ ‌‍‌‌‌ ‍‌​‍‌‌​ ​ ‌​‌​​‍‌‌​ ​ ‌​‌​​‍‌‌​ ​‍​ ​‍‌‍‌‍​ ‌ ​ ‌‌​ ​‌​ ‌​‌‍‌​​ ‌‍‌‍‌‌​ ‌‌​ ​​‌‍‌‌‌‍​‍​ ​‌​‍‌‌​ ​‍​ ​‍​‍‌‌​ ‌‌‌​‌​​‍ ‍‌ ‌​‌‍‌‌‌ ‍​‌ ‌​​‍‌‍‌ ​​‌‍‌‌‌ ​‍‌ ​ ‌ ​​‌‍‌‌‌‍​ ‌ ‌​‌‍‍‌‌ ‌‍‌‍‌‌​ ‌‌ ​​‌ ‌‌‌‍​‍‌‍ ​‌‍‍‌‌ ​ ‌‍‍​‌‍‌‌‌‍‌​​‍​‍‌ ‌ of the FRA’s enforcement of
hazardous materials regulation by the
Department of Transportation’s Inspector
General. The ​​​​‌ ‍ ​‍​‍‌‍ ‌ ​‍‌‍‍‌‌‍‌ ‌‍‍‌‌‍ ‍​‍​‍​ ‍‍​‍​‍‌ ​ ‌‍​‌‌‍ ‍‌‍‍‌‌ ‌​‌ ‍‌​‍ ‍‌‍‍‌‌‍ ​‍​‍​‍ ​​‍​‍‌‍‍​‌ ​‍‌‍‌‌‌‍‌‍​‍​‍​ ‍‍​‍​‍‌‍‍​‌ ‌​‌ ‌​‌ ​​‌ ​ ​ ‍‍​‍ ​‍ ‌‍​ ‌‍ ‌‌ ​ ​‍ ‍‌‍ ‌‌‍​‌‌‍‍‌‌‍ ‍​‍ ‍​ ​‍​ ​​​ ​‍​ ‌​‌ ​‍‌‍‌‌‌‍‌​‌‍‌‌‌ ​ ‌‍‍‌‌‍‌ ‌‍ ‍​‍ ‍‌ ​‍‌‍‍‌‌ ‌‍‌‍‌‌‌ ​‍‌‍‍ ‌‍‌‌‌‍‌‌‌ ​​‌‍‌‌‌ ​‍​‍ ‍‌‍ ‌ ​‍‌‍‌ ​‍ ‌‍‍‌‌‍ ‍‌ ‌​‌‍‌‌‌‍ ‍‌ ‌​​‍ ‌‍‌‌‌‍‌​‌‍‍‌‌ ‌​​‍ ‌‍ ‌‌‍ ‌‍‌​‌‍‌‌​ ‌‌ ​​‌ ​‍‌‍‌‌‌ ​ ‌‍‌‌‌‍ ‍‌ ‌​‌‍​‌‌ ‌​‌‍‍‌‌‍ ‌‍ ‍​ ‍ ‌‍‍‌‌‍‌​​ ‌​ ‍​​ ‌​​ ‍​​ ‌​‌‍‌‌​ ‌​‌‍‌‍​ ‍‌​‍ ‌​ ‍​​ ​‌​ ​​‌‍‌​​‍ ‌​ ‌​‌‍‌‌​ ‌ ​ ‌‍​‍ ‌‌‍​‌‌‍‌​​ ‍‌‌‍‌‍​‍ ‌​ ‍​​ ‌‍​ ‍‌‌‍​‌​ ‌‍​ ‌​​ ​​‌‍​‌‌‍‌‍​ ‌​​ ‍​​ ​​​ ‍ ‌ ‌​‌ ‍‌‌ ​​‌‍‌‌​ ‌‌‍​‌‌ ​‍‌ ‌​‌‍‍‌‌‍​ ‌‍ ​‌‍‌‌​ ‍ ‌ ​​‌‍​‌‌ ‌​‌‍‍​​ ‌‌‍​ ‌‍ ‌‍ ‍‌ ‌​‌‍‌‌‌‍ ‍‌ ‌​​‍‌‌​ ‌‌‌​​‍‌‌ ‌‍‍ ‌‍‌‌‌ ‍‌​‍‌‌​ ​ ‌​‌​​‍‌‌​ ​ ‌​‌​​‍‌‌​ ​‍​ ​‍‌‍‌‍​ ‌ ​ ‌‌​ ​‌​ ‌​‌‍‌​​ ‌‍‌‍‌‌​ ‌‌​ ​​‌‍‌‌‌‍​‍​‍‌‌​ ​‍​ ​‍​‍‌‌​ ‌‌‌​‌​​‍ ‍‌‍​ ‌‍‍​‌‍‍‌‌‍ ​‌‍‌​‌ ​‍‌‍‌‌‌‍ ‍​‍‌‌​ ‌‌‌​​‍‌‌ ‌‍‍ ‌‍‌‌‌ ‍‌​‍‌‌​ ​ ‌​‌​​‍‌‌​ ​ ‌​‌​​‍‌‌​ ​‍​ ​‍‌‍‌‍​ ‌ ​ ‌‌​ ​‌​ ‌​‌‍‌​​ ‌‍‌‍‌‌​ ‌‌​ ​​‌‍‌‌‌‍​‍​ ​‍​‍‌‌​ ​‍​ ​‍​‍‌‌​ ‌‌‌​‌​​‍ ‍‌ ‌​‌‍‌‌‌ ‍​‌ ‌​​ ‌‍​‍‌‍​‌‌ ​ ‌‍‌‌‌‌‌‌‌ ​‍‌‍ ​​ ‌‌‍‍​‌ ‌​‌ ‌​‌ ​​‌ ​ ​‍‌‌​ ​ ‌​​‌​‍‌‌​ ​‍‌​‌‍​‍‌‌​ ​‍‌​‌‍‌‍​ ‌‍ ‌‌ ​ ​‍ ‍‌‍ ‌‌‍​‌‌‍‍‌‌‍ ‍​‍ ‍​ ​‍​ ​​​ ​‍​ ‌​‌ ​‍‌‍‌‌‌‍‌​‌‍‌‌‌ ​ ‌‍‍‌‌‍‌ ‌‍ ‍​‍ ‍‌ ​‍‌‍‍‌‌ ‌‍‌‍‌‌‌ ​‍‌‍‍ ‌‍‌‌‌‍‌‌‌ ​​‌‍‌‌‌ ​‍​‍ ‍‌‍ ‌ ​‍‌‍‌ ​‍‌‍‌‍‍‌‌‍‌​​ ‌​ ‍​​ ‌​​ ‍​​ ‌​‌‍‌‌​ ‌​‌‍‌‍​ ‍‌​‍ ‌​ ‍​​ ​‌​ ​​‌‍‌​​‍ ‌​ ‌​‌‍‌‌​ ‌ ​ ‌‍​‍ ‌‌‍​‌‌‍‌​​ ‍‌‌‍‌‍​‍ ‌​ ‍​​ ‌‍​ ‍‌‌‍​‌​ ‌‍​ ‌​​ ​​‌‍​‌‌‍‌‍​ ‌​​ ‍​​ ​​​‍‌‍‌ ‌​‌ ‍‌‌ ​​‌‍‌‌​ ‌‌‍​‌‌ ​‍‌ ‌​‌‍‍‌‌‍​ ‌‍ ​‌‍‌‌​‍‌‍‌ ​​‌‍​‌‌ ‌​‌‍‍​​ ‌‌‍​ ‌‍ ‌‍ ‍‌ ‌​‌‍‌‌‌‍ ‍‌ ‌​​‍‌‌​ ‌‌‌​​‍‌‌ ‌‍‍ ‌‍‌‌‌ ‍‌​‍‌‌​ ​ ‌​‌​​‍‌‌​ ​ ‌​‌​​‍‌‌​ ​‍​ ​‍‌‍‌‍​ ‌ ​ ‌‌​ ​‌​ ‌​‌‍‌​​ ‌‍‌‍‌‌​ ‌‌​ ​​‌‍‌‌‌‍​‍​‍‌‌​ ​‍​ ​‍​‍‌‌​ ‌‌‌​‌​​‍ ‍‌‍​ ‌‍‍​‌‍‍‌‌‍ ​‌‍‌​‌ ​‍‌‍‌‌‌‍ ‍​‍‌‌​ ‌‌‌​​‍‌‌ ‌‍‍ ‌‍‌‌‌ ‍‌​‍‌‌​ ​ ‌​‌​​‍‌‌​ ​ ‌​‌​​‍‌‌​ ​‍​ ​‍‌‍‌‍​ ‌ ​ ‌‌​ ​‌​ ‌​‌‍‌​​ ‌‍‌‍‌‌​ ‌‌​ ​​‌‍‌‌‌‍​‍​ ​‍​‍‌‌​ ​‍​ ​‍​‍‌‌​ ‌‌‌​‌​​‍ ‍‌ ‌​‌‍‌‌‌ ‍​‌ ‌​​‍‌‍‌ ​​‌‍‌‌‌ ​‍‌ ​ ‌ ​​‌‍‌‌‌‍​ ‌ ‌​‌‍‍‌‌ ‌‍‌‍‌‌​ ‌‌ ​​‌ ‌‌‌‍​‍‌‍ ​‌‍‍‌‌ ​ ‌‍‍​‌‍‌‌‌‍‌​​‍​‍‌ ‌ report found that​​​​‌ ‍ ​‍​‍‌‍ ‌ ​‍‌‍‍‌‌‍‌ ‌‍‍‌‌‍ ‍​‍​‍​ ‍‍​‍​‍‌ ​ ‌‍​‌‌‍ ‍‌‍‍‌‌ ‌​‌ ‍‌​‍ ‍‌‍‍‌‌‍ ​‍​‍​‍ ​​‍​‍‌‍‍​‌ ​‍‌‍‌‌‌‍‌‍​‍​‍​ ‍‍​‍​‍‌‍‍​‌ ‌​‌ ‌​‌ ​​‌ ​ ​ ‍‍​‍ ​‍ ‌‍​ ‌‍ ‌‌ ​ ​‍ ‍‌‍ ‌‌‍​‌‌‍‍‌‌‍ ‍​‍ ‍​ ​‍​ ​​​ ​‍​ ‌​‌ ​‍‌‍‌‌‌‍‌​‌‍‌‌‌ ​ ‌‍‍‌‌‍‌ ‌‍ ‍​‍ ‍‌ ​‍‌‍‍‌‌ ‌‍‌‍‌‌‌ ​‍‌‍‍ ‌‍‌‌‌‍‌‌‌ ​​‌‍‌‌‌ ​‍​‍ ‍‌‍ ‌ ​‍‌‍‌ ​‍ ‌‍‍‌‌‍ ‍‌ ‌​‌‍‌‌‌‍ ‍‌ ‌​​‍ ‌‍‌‌‌‍‌​‌‍‍‌‌ ‌​​‍ ‌‍ ‌‌‍ ‌‍‌​‌‍‌‌​ ‌‌ ​​‌ ​‍‌‍‌‌‌ ​ ‌‍‌‌‌‍ ‍‌ ‌​‌‍​‌‌ ‌​‌‍‍‌‌‍ ‌‍ ‍​ ‍ ‌‍‍‌‌‍‌​​ ‌​ ‍​​ ‌​​ ‍​​ ‌​‌‍‌‌​ ‌​‌‍‌‍​ ‍‌​‍ ‌​ ‍​​ ​‌​ ​​‌‍‌​​‍ ‌​ ‌​‌‍‌‌​ ‌ ​ ‌‍​‍ ‌‌‍​‌‌‍‌​​ ‍‌‌‍‌‍​‍ ‌​ ‍​​ ‌‍​ ‍‌‌‍​‌​ ‌‍​ ‌​​ ​​‌‍​‌‌‍‌‍​ ‌​​ ‍​​ ​​​ ‍ ‌ ‌​‌ ‍‌‌ ​​‌‍‌‌​ ‌‌‍​‌‌ ​‍‌ ‌​‌‍‍‌‌‍​ ‌‍ ​‌‍‌‌​ ‍ ‌ ​​‌‍​‌‌ ‌​‌‍‍​​ ‌‌‍​ ‌‍ ‌‍ ‍‌ ‌​‌‍‌‌‌‍ ‍‌ ‌​​‍‌‌​ ‌‌‌​​‍‌‌ ‌‍‍ ‌‍‌‌‌ ‍‌​‍‌‌​ ​ ‌​‌​​‍‌‌​ ​ ‌​‌​​‍‌‌​ ​‍​ ​‍‌‍‌‍​ ‌ ​ ‌‌​ ​‌​ ‌​‌‍‌​​ ‌‍‌‍‌‌​ ‌‌​ ​​‌‍‌‌‌‍​‍​‍‌‌​ ​‍​ ​‍​‍‌‌​ ‌‌‌​‌​​‍ ‍‌‍​ ‌‍‍​‌‍‍‌‌‍ ​‌‍‌​‌ ​‍‌‍‌‌‌‍ ‍​‍‌‌​ ‌‌‌​​‍‌‌ ‌‍‍ ‌‍‌‌‌ ‍‌​‍‌‌​ ​ ‌​‌​​‍‌‌​ ​ ‌​‌​​‍‌‌​ ​‍​ ​‍‌‍‌‍​ ‌ ​ ‌‌​ ​‌​ ‌​‌‍‌​​ ‌‍‌‍‌‌​ ‌‌​ ​​‌‍‌‌‌‍​‍​ ​ ​‍‌‌​ ​‍​ ​‍​‍‌‌​ ‌‌‌​‌​​‍ ‍‌ ‌​‌‍‌‌‌ ‍​‌ ‌​​ ‌‍​‍‌‍​‌‌ ​ ‌‍‌‌‌‌‌‌‌ ​‍‌‍ ​​ ‌‌‍‍​‌ ‌​‌ ‌​‌ ​​‌ ​ ​‍‌‌​ ​ ‌​​‌​‍‌‌​ ​‍‌​‌‍​‍‌‌​ ​‍‌​‌‍‌‍​ ‌‍ ‌‌ ​ ​‍ ‍‌‍ ‌‌‍​‌‌‍‍‌‌‍ ‍​‍ ‍​ ​‍​ ​​​ ​‍​ ‌​‌ ​‍‌‍‌‌‌‍‌​‌‍‌‌‌ ​ ‌‍‍‌‌‍‌ ‌‍ ‍​‍ ‍‌ ​‍‌‍‍‌‌ ‌‍‌‍‌‌‌ ​‍‌‍‍ ‌‍‌‌‌‍‌‌‌ ​​‌‍‌‌‌ ​‍​‍ ‍‌‍ ‌ ​‍‌‍‌ ​‍‌‍‌‍‍‌‌‍‌​​ ‌​ ‍​​ ‌​​ ‍​​ ‌​‌‍‌‌​ ‌​‌‍‌‍​ ‍‌​‍ ‌​ ‍​​ ​‌​ ​​‌‍‌​​‍ ‌​ ‌​‌‍‌‌​ ‌ ​ ‌‍​‍ ‌‌‍​‌‌‍‌​​ ‍‌‌‍‌‍​‍ ‌​ ‍​​ ‌‍​ ‍‌‌‍​‌​ ‌‍​ ‌​​ ​​‌‍​‌‌‍‌‍​ ‌​​ ‍​​ ​​​‍‌‍‌ ‌​‌ ‍‌‌ ​​‌‍‌‌​ ‌‌‍​‌‌ ​‍‌ ‌​‌‍‍‌‌‍​ ‌‍ ​‌‍‌‌​‍‌‍‌ ​​‌‍​‌‌ ‌​‌‍‍​​ ‌‌‍​ ‌‍ ‌‍ ‍‌ ‌​‌‍‌‌‌‍ ‍‌ ‌​​‍‌‌​ ‌‌‌​​‍‌‌ ‌‍‍ ‌‍‌‌‌ ‍‌​‍‌‌​ ​ ‌​‌​​‍‌‌​ ​ ‌​‌​​‍‌‌​ ​‍​ ​‍‌‍‌‍​ ‌ ​ ‌‌​ ​‌​ ‌​‌‍‌​​ ‌‍‌‍‌‌​ ‌‌​ ​​‌‍‌‌‌‍​‍​‍‌‌​ ​‍​ ​‍​‍‌‌​ ‌‌‌​‌​​‍ ‍‌‍​ ‌‍‍​‌‍‍‌‌‍ ​‌‍‌​‌ ​‍‌‍‌‌‌‍ ‍​‍‌‌​ ‌‌‌​​‍‌‌ ‌‍‍ ‌‍‌‌‌ ‍‌​‍‌‌​ ​ ‌​‌​​‍‌‌​ ​ ‌​‌​​‍‌‌​ ​‍​ ​‍‌‍‌‍​ ‌ ​ ‌‌​ ​‌​ ‌​‌‍‌​​ ‌‍‌‍‌‌​ ‌‌​ ​​‌‍‌‌‌‍​‍​ ​ ​‍‌‌​ ​‍​ ​‍​‍‌‌​ ‌‌‌​‌​​‍ ‍‌ ‌​‌‍‌‌‌ ‍​‌ ‌​​‍‌‍‌ ​​‌‍‌‌‌ ​‍‌ ​ ‌ ​​‌‍‌‌‌‍​ ‌ ‌​‌‍‍‌‌ ‌‍‌‍‌‌​ ‌‌ ​​‌ ‌‌‌‍​‍‌‍ ​‌‍‍‌‌ ​ ‌‍‍​‌‍‌‌‌‍‌​​‍​‍‌ ‌the FRA
inadequately assessed the risks posed by
hazardous cargo, including crude oil, and
requires companies to pay only miniscule
fines for infractions, even when the
violations warrant a criminal
investigation. ForestEthics, one of our
partners on the Deadly Crossing Report,